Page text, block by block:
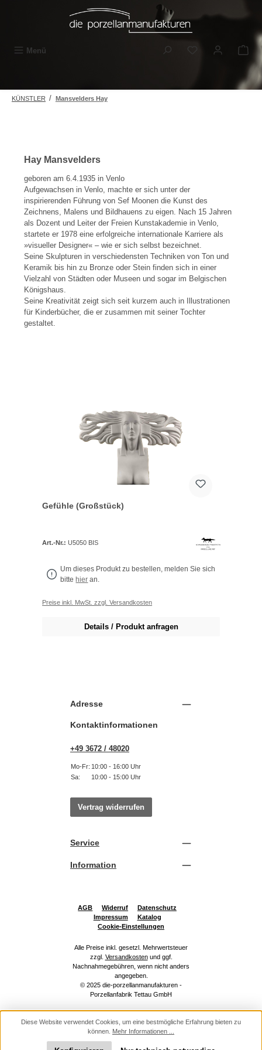
Zum Hauptinhalt springen
Menü Du hast 0
KÜNSTLER / Mansvelders Hay
Hay Mansvelders
geboren am 6.4.1935 in Venlo
Aufgewachsen in Venlo, machte er sich unter der
inspirierenden Führung von Sef Moonen die Kunst des
Zeichnens, Malens und Bildhauens zu eigen. Nach 15 Jahren
als Dozent und Leiter der Freien Kunstakademie in Venlo,
startete er 1978 eine erfolgreiche internationale Karriere als
»visueller Designer« – wie er sich selbst bezeichnet.
Seine Skulpturen in verschiedensten Techniken von Ton und
Keramik bis hin zu Bronze oder Stein finden sich in einer
Vielzahl von Städten oder Museen und sogar im Belgischen
Königshaus.
Seine Kreativität zeigt sich seit kurzem auch in Illustrationen
für Kinderbücher, die er zusammen mit seiner Tochter
gestaltet.
Gefühle (Großstück)
Art.-Nr.:U5050 BIS
Um dieses Produkt zu bestellen, melden Sie sich
bitte hier an.
Preise inkl. MwSt. zzgl. Versandkosten
Details / Produkt anfragen
Adresse
Kontaktinformationen
+49 3672 / 48020
Mo-Fr: 10:00 - 16:00 Uhr
Sa:
10:00 - 15:00 Uhr
Vertrag widerrufen
Service
Information
AGB Widerruf
Datenschutz
Impressum
Katalog
Cookie-Einstellungen
Alle Preise inkl. gesetzl. Mehrwertsteuer
zzgl. Versandkostenund ggf.
Nachnahmegebühren, wenn nicht anders
angegeben.
© 2025 die-porzellanmanufakturen -
Porzellanfabrik Tettau GmbH
Diese Website verwendet Cookies, um eine bestmögliche Erfahrung bieten zu
können. Mehr Informationen ...